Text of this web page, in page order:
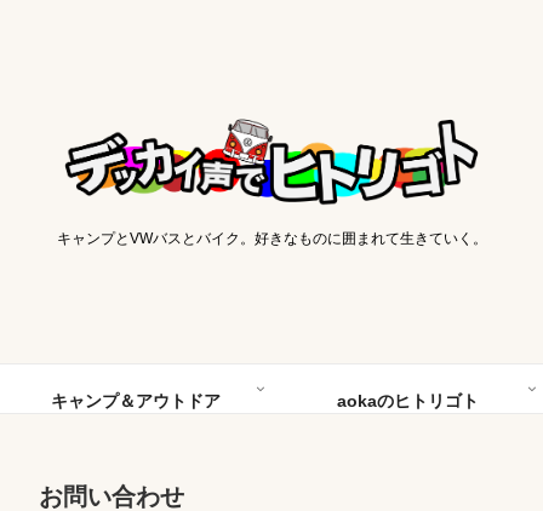
キャンプとVWバスとバイク。好きなものに囲まれて生きていく。
キャンプ＆アウトドア aokaのヒトリゴト
お問い合わせ